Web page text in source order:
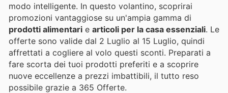
modo intelligente. In questo volantino, scoprirai
promozioni vantaggiose su un'ampia gamma di
prodotti alimentari e articoli per la casa essenziali. Le
offerte sono valide dal 2 Luglio al 15 Luglio, quindi
affrettati a cogliere al volo questi sconti. Preparati a
fare scorta dei tuoi prodotti preferiti e a scoprire
nuove eccellenze a prezzi imbattibili, il tutto reso
possibile grazie a 365 Offerte.